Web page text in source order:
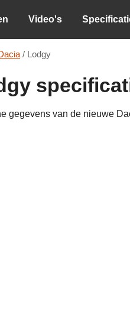
Video's
/ Lodgy
gegevens van de nieuwe